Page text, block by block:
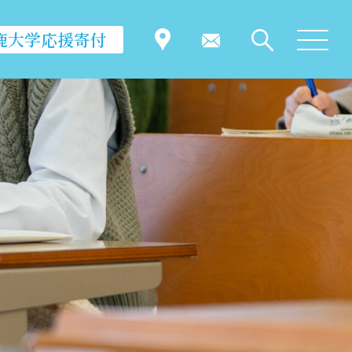
大学応援寄付